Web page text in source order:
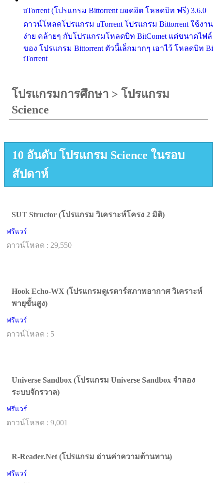
uTorrent (โปรแกรม Bittorrent ยอดฮิต โหลดบิท ฟรี) 3.6.0
ดาวน์โหลดโปรแกรม uTorrent โปรแกรม Bittorrent ใช้งาน
ง่าย คล้ายๆ กับโปรแกรมโหลดบิท BitComet แต่ขนาดไฟล์
ของ โปรแกรม Bittorrent ตัวนี้เล็กมากๆ เอาไว้ โหลดบิท Bi
tTorrent
โปรแกรมการศึกษา > โปรแกรม
Science
10 อันดับ โปรแกรม Science ในรอบ
สัปดาห์
SUT Structor (โปรแกรม วิเคราะห์โครง 2 มิติ)
ฟรีแวร์
ดาวน์โหลด : 29,550
Hook Echo-WX (โปรแกรมดูเรดาร์สภาพอากาศ วิเคราะห์
พายุขั้นสูง)
ฟรีแวร์
ดาวน์โหลด : 5
Universe Sandbox (โปรแกรม Universe Sandbox จำลอง
ระบบจักรวาล)
ฟรีแวร์
ดาวน์โหลด : 9,001
R-Reader.Net (โปรแกรม อ่านค่าความต้านทาน)
ฟรีแวร์